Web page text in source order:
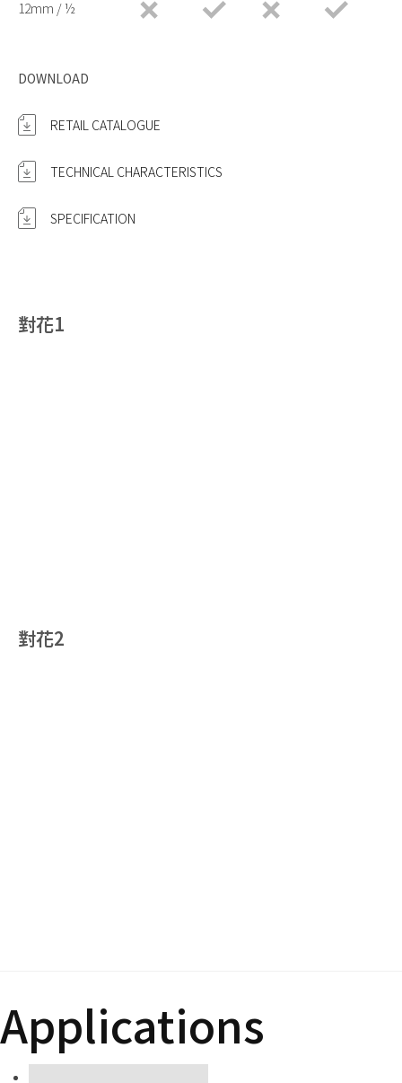
12mm / ½
DOWNLOAD
RETAIL CATALOGUE
TECHNICAL CHARACTERISTICS
SPECIFICATION
對花1
對花2
Applications